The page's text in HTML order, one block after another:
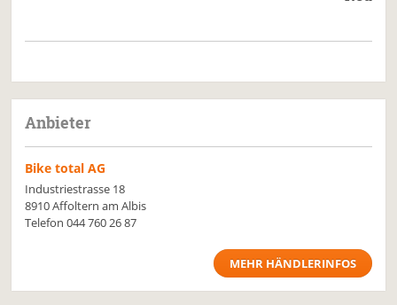
Anbieter
Bike total AG
Industriestrasse 18
8910 Affoltern am Albis
Telefon044 760 26 87
MEHR HÄNDLERINFOS